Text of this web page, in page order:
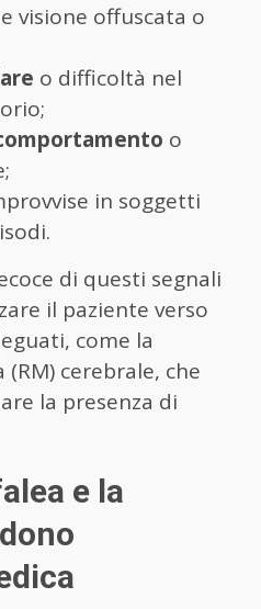
visione offuscata o
o difficoltà nel
o
in soggetti
di questi segnali
il paziente verso
come la
cerebrale, che
la presenza di
e la